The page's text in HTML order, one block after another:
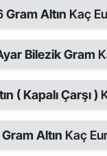
Gram Altın Kaç
Bilezik Gram
( Kapalı Çarşı )
Gram Altın Kaç